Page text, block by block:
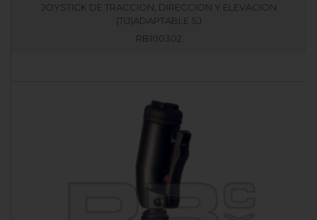
JOYSTICK DE TRACCION, DIRECCION Y ELEVACION
(TIJ)ADAPTABLE SJ
RB100302